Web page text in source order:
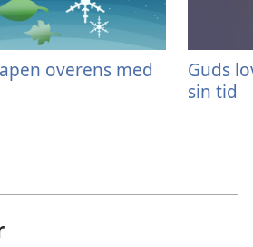
overens med
Guds
sin tid